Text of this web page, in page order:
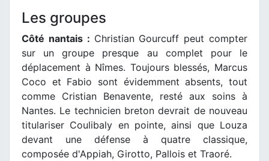
Les groupes
Côté nantais : Christian Gourcuff peut compter
sur un groupe presque au complet pour le
déplacement à Nîmes. Toujours blessés, Marcus
Coco et Fabio sont évidemment absents, tout
comme Cristian Benavente, resté aux soins à
Nantes. Le technicien breton devrait de nouveau
titulariser Coulibaly en pointe, ainsi que Louza
devant une défense à quatre classique,
composée d'Appiah, Girotto, Pallois et Traoré.